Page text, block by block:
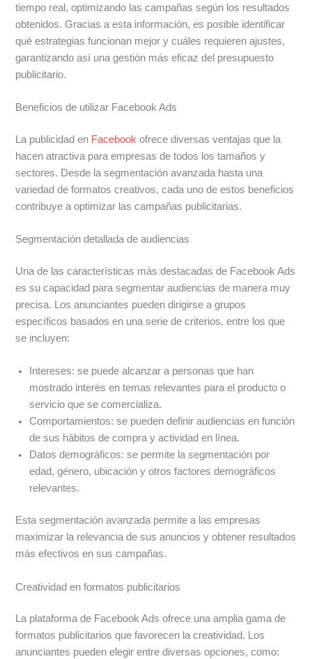
tiempo real, optimizando las campañas según los resultados
obtenidos. Gracias a esta información, es posible identificar
qué estrategias funcionan mejor y cuáles requieren ajustes,
garantizando así una gestión más eficaz del presupuesto
publicitario.
Beneficios de utilizar Facebook Ads
La publicidad en Facebook ofrece diversas ventajas que la
hacen atractiva para empresas de todos los tamaños y
sectores. Desde la segmentación avanzada hasta una
variedad de formatos creativos, cada uno de estos beneficios
contribuye a optimizar las campañas publicitarias.
Segmentación detallada de audiencias
Una de las características más destacadas de Facebook Ads
es su capacidad para segmentar audiencias de manera muy
precisa. Los anunciantes pueden dirigirse a grupos
específicos basados en una serie de criterios, entre los que
se incluyen:
Intereses: se puede alcanzar a personas que han
mostrado interés en temas relevantes para el producto o
servicio que se comercializa.
Comportamientos: se pueden definir audiencias en función
de sus hábitos de compra y actividad en línea.
Datos demográficos: se permite la segmentación por
edad, género, ubicación y otros factores demográficos
relevantes.
Esta segmentación avanzada permite a las empresas
maximizar la relevancia de sus anuncios y obtener resultados
más efectivos en sus campañas.
Creatividad en formatos publicitarios
La plataforma de Facebook Ads ofrece una amplia gama de
formatos publicitarios que favorecen la creatividad. Los
anunciantes pueden elegir entre diversas opciones, como: